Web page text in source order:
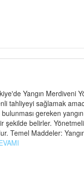
Yangın Merdiveni
tahliyeyi sağlamak
gereken
şekilde belirler.
Temel Maddeler: